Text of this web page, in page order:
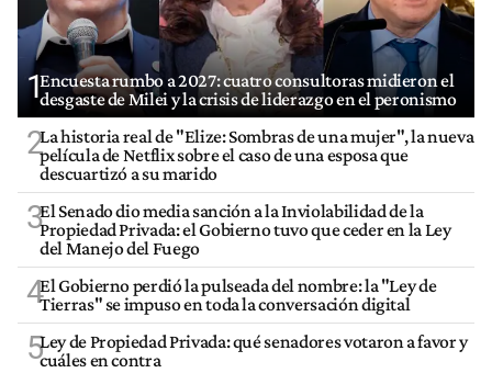
1Encuesta rumbo a 2027: cuatro consultoras midieron el
desgaste de Milei y la crisis de liderazgo en el peronismo
2La historia real de "Elize: Sombras de una mujer", la nueva
película de Netflix sobre el caso de una esposa que
descuartizó a su marido
3El Senado dio media sanción a la Inviolabilidad de la
Propiedad Privada: el Gobierno tuvo que ceder en la Ley
del Manejo del Fuego
4El Gobierno perdió la pulseada del nombre: la "Ley de
Tierras" se impuso en toda la conversación digital
5Ley de Propiedad Privada: qué senadores votaron a favor y
cuáles en contra